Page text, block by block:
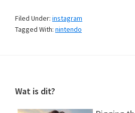
Filed Under: instagram
Tagged With: nintendo
Footer
Wat is dit?